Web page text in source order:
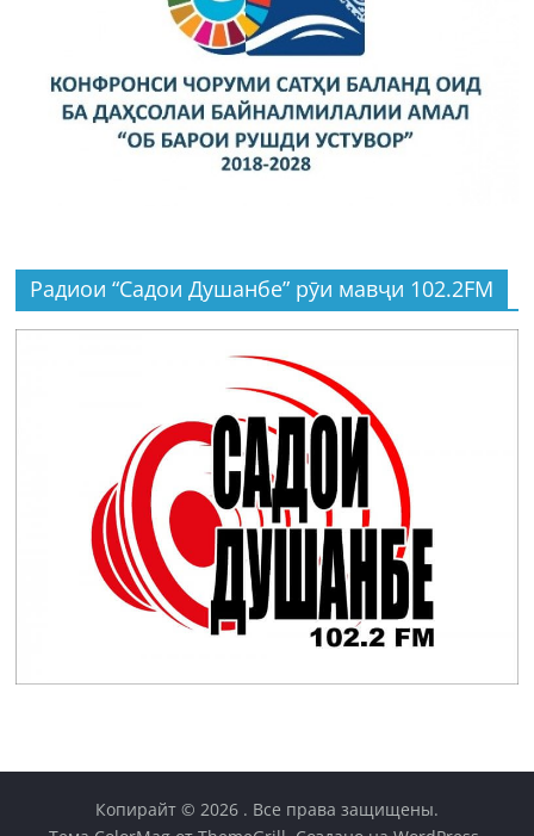
Радиои “Садои Душанбе” рӯи мавҷи 102.2FM
Копирайт © 2026 . Все права защищены.